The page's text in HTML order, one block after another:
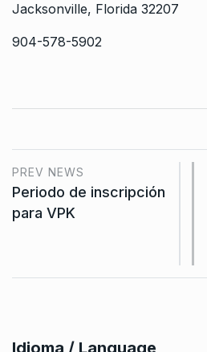
Jacksonville, Florida 32207
904-578-5902
PREV NEWS
Periodo de inscripción
para VPK